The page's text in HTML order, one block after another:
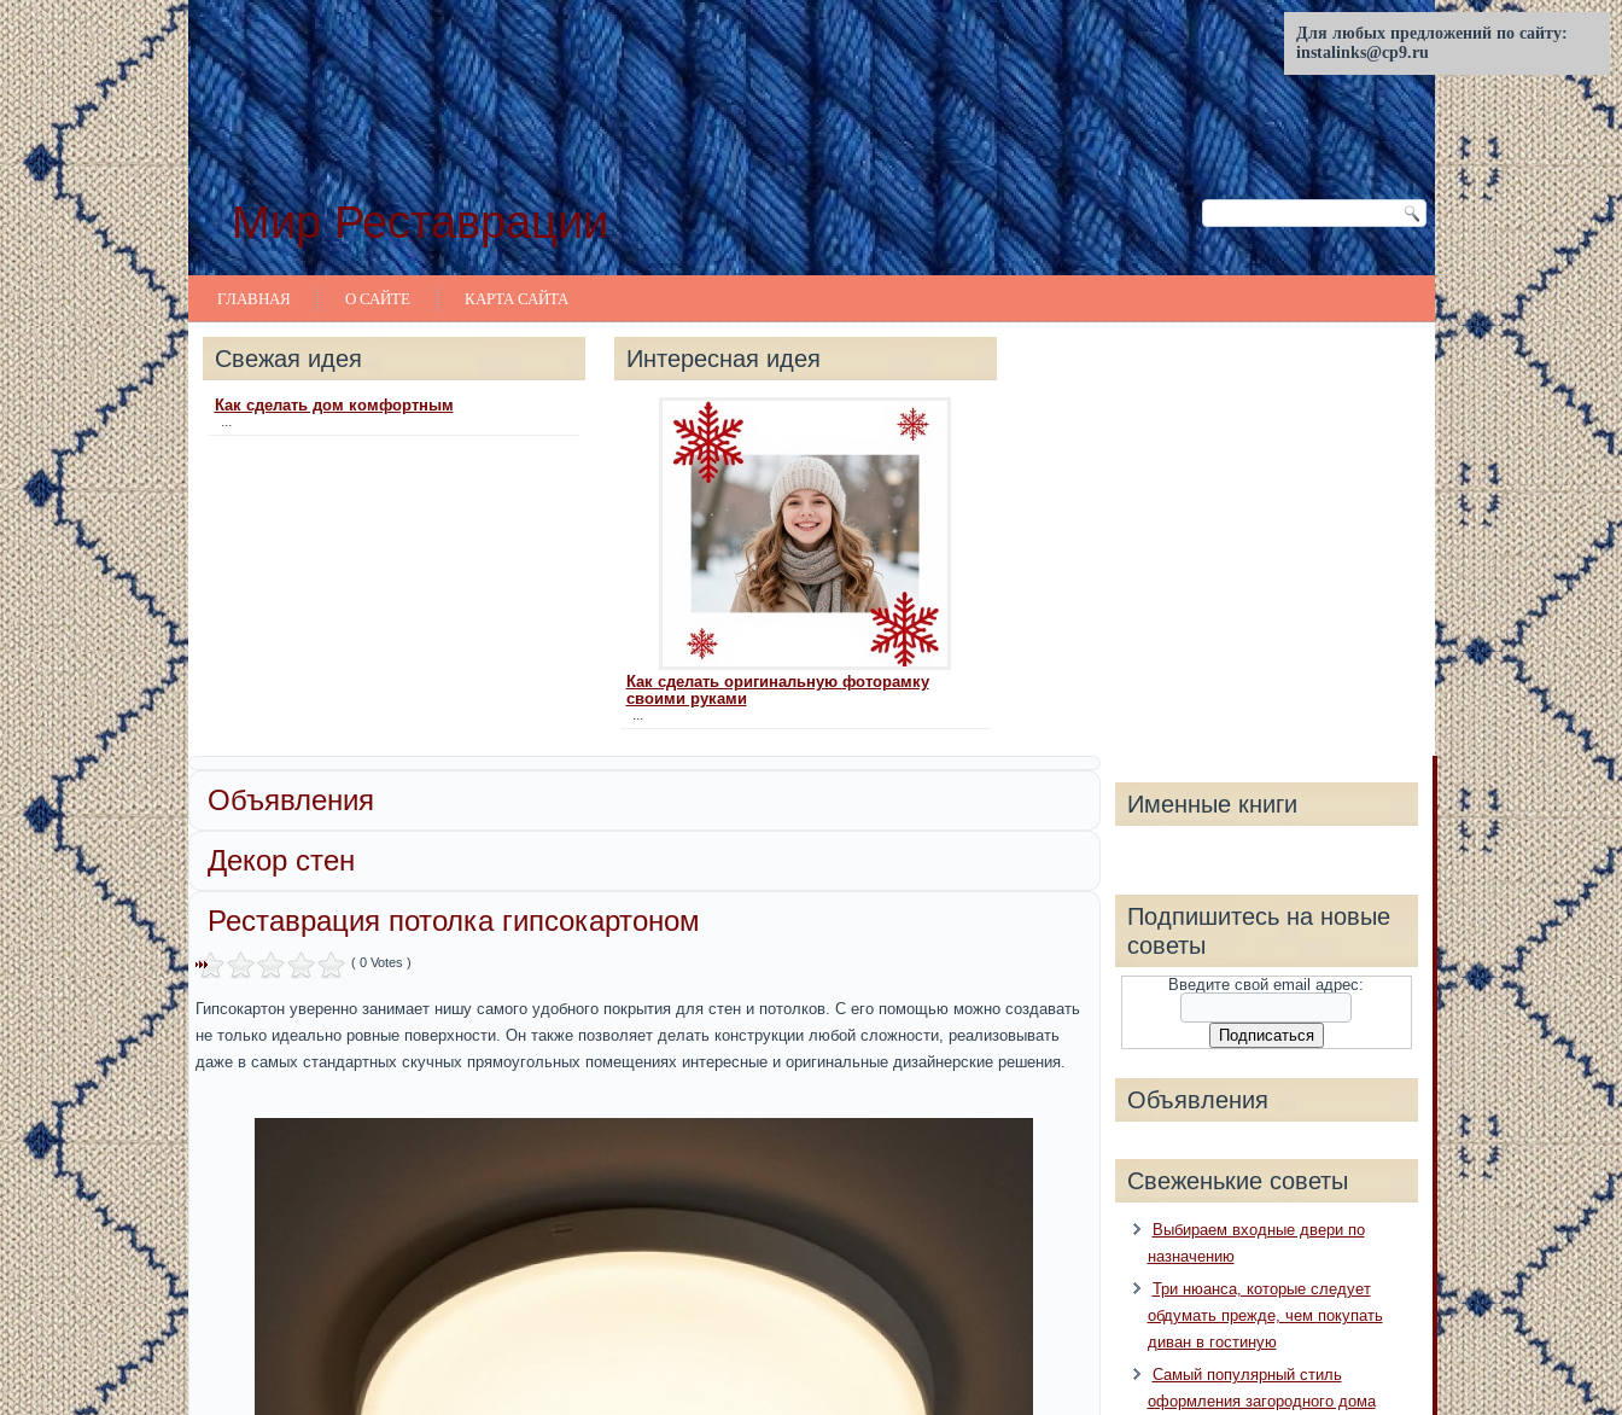
Мир Реставрации
ГЛАВНАЯ О САЙТЕ КАРТА САЙТА
Свежая идея
Как сделать дом комфортным
...
Интересная идея
Как сделать оригинальную фоторамку
своими руками
...
Объявления
Декор стен
Реставрация потолка гипсокартоном
( 0 Votes )
Гипсокартон уверенно занимает нишу самого удобного покрытия для стен и потолков. С его помощью можно создавать
не только идеально ровные поверхности. Он также позволяет делать конструкции любой сложности, реализовывать
даже в самых стандартных скучных прямоугольных помещениях интересные и оригинальные дизайнерские решения.
Именные книги
Подпишитесь на новые
советы
Введите свой email адрес:
Объявления
Свеженькие советы
Выбираем входные двери по
назначению
Три нюанса, которые следует
обдумать прежде, чем покупать
диван в гостиную
Самый популярный стиль
оформления загородного дома
Для любых предложений по сайту:
instalinks@cp9.ru